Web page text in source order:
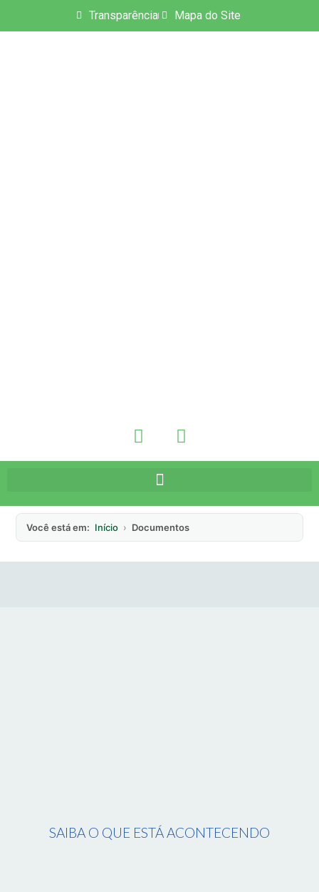
Transparência Mapa do Site
Você está em: Início › Documentos
SAIBA O QUE ESTÁ ACONTECENDO